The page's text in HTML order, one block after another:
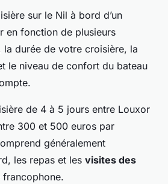
sur le Nil à bord d’un
en fonction de plusieurs
la durée de votre croisière, la
le niveau de confort du bateau
de 4 à 5 jours entre Louxor
300 et 500 euros par
généralement
les repas et les visites des